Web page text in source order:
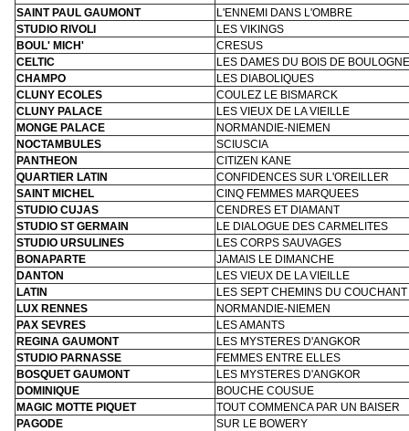
SAINT PAUL GAUMONT
L'ENNEMI DANS L'OMBRE
STUDIO RIVOLI
LES VIKINGS
BOUL' MICH'
CRESUS
CELTIC
LES DAMES DU BOIS DE BOULOGNE
CHAMPO
LES DIABOLIQUES
CLUNY ECOLES
COULEZ LE BISMARCK
CLUNY PALACE
LES VIEUX DE LA VIEILLE
MONGE PALACE
NORMANDIE-NIEMEN
NOCTAMBULES
SCIUSCIA
PANTHEON
CITIZEN KANE
QUARTIER LATIN
CONFIDENCES SUR L'OREILLER
SAINT MICHEL
CINQ FEMMES MARQUEES
STUDIO CUJAS
CENDRES ET DIAMANT
STUDIO ST GERMAIN
LE DIALOGUE DES CARMELITES
STUDIO URSULINES
LES CORPS SAUVAGES
BONAPARTE
JAMAIS LE DIMANCHE
DANTON
LES VIEUX DE LA VIEILLE
LATIN
LES SEPT CHEMINS DU COUCHANT
LUX RENNES
NORMANDIE-NIEMEN
PAX SEVRES
LES AMANTS
REGINA GAUMONT
LES MYSTERES D'ANGKOR
STUDIO PARNASSE
FEMMES ENTRE ELLES
BOSQUET GAUMONT
LES MYSTERES D'ANGKOR
DOMINIQUE
BOUCHE COUSUE
MAGIC MOTTE PIQUET
TOUT COMMENCA PAR UN BAISER
PAGODE
SUR LE BOWERY